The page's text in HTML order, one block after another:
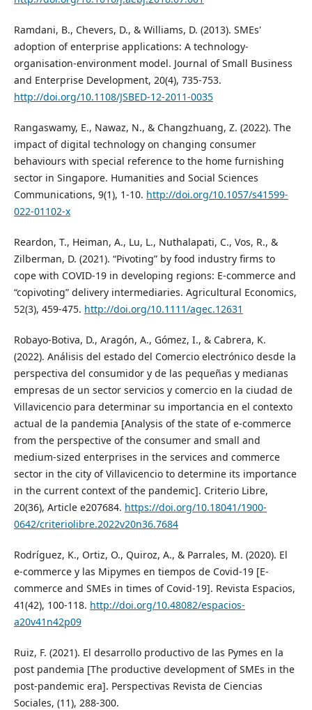
Ramdani, B., Chevers, D., & Williams, D. (2013). SMEs'
adoption of enterprise applications: A technology-
organisation-environment model. Journal of Small Business
and Enterprise Development, 20(4), 735-753.
http://doi.org/10.1108/JSBED-12-2011-0035
Rangaswamy, E., Nawaz, N., & Changzhuang, Z. (2022). The
impact of digital technology on changing consumer
behaviours with special reference to the home furnishing
sector in Singapore. Humanities and Social Sciences
Communications, 9(1), 1-10. http://doi.org/10.1057/s41599-
022-01102-x
Reardon, T., Heiman, A., Lu, L., Nuthalapati, C., Vos, R., &
Zilberman, D. (2021). “Pivoting” by food industry firms to
cope with COVID‐19 in developing regions: E‐commerce and
“copivoting” delivery intermediaries. Agricultural Economics,
52(3), 459-475. http://doi.org/10.1111/agec.12631
Robayo-Botiva, D., Aragón, A., Gómez, I., & Cabrera, K.
(2022). Análisis del estado del Comercio electrónico desde la
perspectiva del consumidor y de las pequeñas y medianas
empresas de un sector servicios y comercio en la ciudad de
Villavicencio para determinar su importancia en el contexto
actual de la pandemia [Analysis of the state of e-commerce
from the perspective of the consumer and small and
medium-sized enterprises in the services and commerce
sector in the city of Villavicencio to determine its importance
in the current context of the pandemic]. Criterio Libre,
20(36), Article e207684. https://doi.org/10.18041/1900-
0642/criteriolibre.2022v20n36.7684
Rodríguez, K., Ortiz, O., Quiroz, A., & Parrales, M. (2020). El
e-commerce y las Mipymes en tiempos de Covid-19 [E-
commerce and SMEs in times of Covid-19]. Revista Espacios,
41(42), 100-118. http://doi.org/10.48082/espacios-
a20v41n42p09
Ruiz, F. (2021). El desarrollo productivo de las Pymes en la
post pandemia [The productive development of SMEs in the
post-pandemic era]. Perspectivas Revista de Ciencias
Sociales, (11), 288-300.